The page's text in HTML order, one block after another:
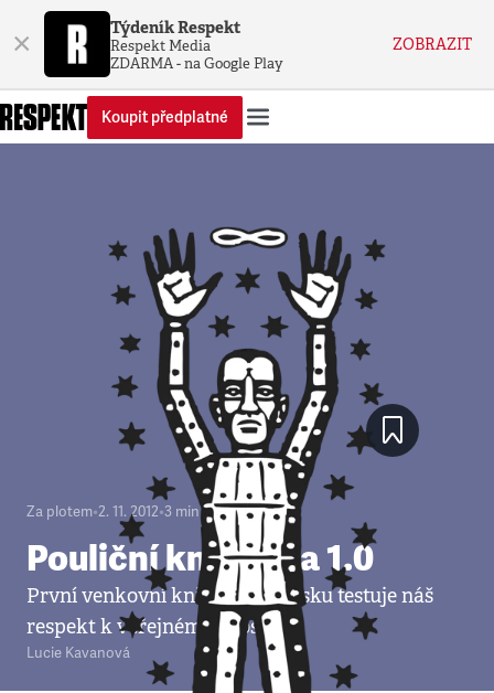
× Týdeník Respekt
Respekt Media
ZDARMA - na Google Play
ZOBRAZIT
Koupit předplatné
Za plotem•2. 11. 2012•3 minuty
Pouliční knihovna 1.0
První venkovní knihovna v Česku testuje náš
respekt k veřejnému prostoru
Lucie Kavanová